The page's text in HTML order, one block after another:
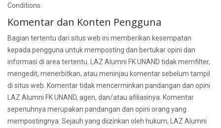
Conditions.
Komentar dan Konten Pengguna
Bagian tertentu dari situs web ini memberikan kesempatan
kepada pengguna untuk memposting dan bertukar opini dan
informasi di area tertentu. LAZ Alumni FK UNAND tidak memfilter,
mengedit, menerbitkan, atau meninjau komentar sebelum tampil
di situs web. Komentar tidak mencerminkan pandangan dan opini
LAZ Alumni FK UNAND, agen, dan/atau afiliasinya. Komentar
sepenuhnya merupakan pandangan dan opini orang yang
mempostingnya. Sejauh yang diizinkan oleh hukum, LAZ Alumni